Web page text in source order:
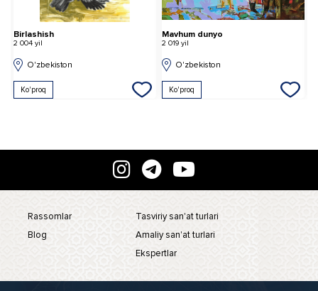
Birlashish
2 004 yil
O'zbekiston
Ko'proq
Mavhum dunyo
2 019 yil
O'zbekiston
Ko'proq
Rassomlar
Blog
Tasviriy san'at turlari
Amaliy san'at turlari
Ekspertlar